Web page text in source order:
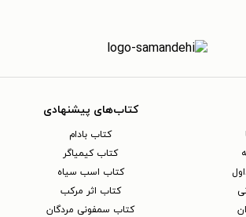
کتاب‌های پیشنهادی
کتاب بادام
کتاب کیمیاگر
کتاب اسب سیاه
کتاب اثر مرکب
کتاب سمفونی مردگان